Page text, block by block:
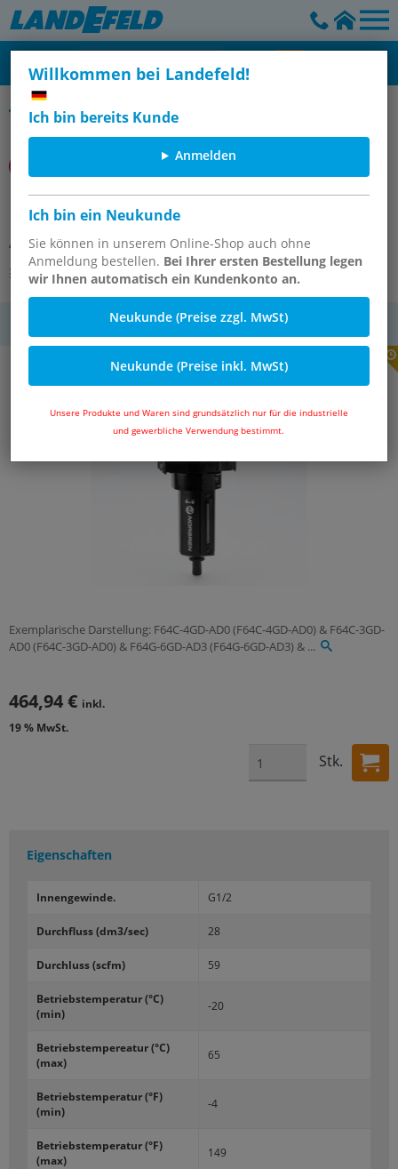
Willkommen bei Landefeld!
Ich bin bereits Kunde
Anmelden
Ich bin ein Neukunde
Sie können in unserem Online-Shop auch ohne
Anmeldung bestellen. Bei Ihrer ersten Bestellung legen
wir Ihnen automatisch ein Kundenkonto an.
Neukunde (Preise zzgl. MwSt)
Neukunde (Preise inkl. MwSt)
Unsere Produkte und Waren sind grundsätzlich nur für die industrielle
und gewerbliche Verwendung bestimmt.
Filter
F64C-4GD-AD0 Hl-Druckluftfilter
Artikelnummer: OT-IMI114277
Andere Varianten des Artikels
Exemplarische Darstellung: F64C-4GD-AD0 (F64C-4GD-AD0) & F64C-3GD-
AD0 (F64C-3GD-AD0) & F64G-6GD-AD3 (F64G-6GD-AD3) & ...
464,94 € inkl.
19 % MwSt.
Stk.
Eigenschaften
In­nen­ge­win­de. G1/2
Durch­fluss (dm3/sec) 28
Durch­luss (scfm) 59
Be­triebs­tem­pe­ra­tur (°C)
(min)
-20
Be­triebs­tem­pe­rea­tur (°C)
(max)
65
Be­triebs­tem­pe­ra­tur (°F)
(min)
-4
Be­triebs­tem­pe­ra­tur (°F)
(max)
149